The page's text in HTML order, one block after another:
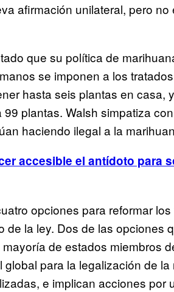
afirmación unilateral, pero no
que su política de
se imponen a los
hasta seis plantas en casa,
plantas. Walsh simpatiza
haciendo ilegal a la
accesible el antídoto para
opciones para reformar
la ley. Dos de las opciones
de estados miembros
para la legalización de la
e implican acciones por